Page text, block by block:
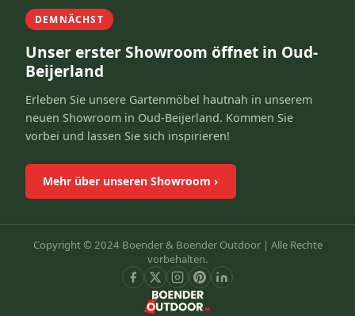
DEMNÄCHST
Unser erster Showroom öffnet in Oud-
Beijerland
Erleben Sie unsere Gartenmöbel hautnah in unserem
neuen Showroom in Oud-Beijerland. Kommen Sie
vorbei und lassen Sie sich inspirieren!
Mehr über unseren Showroom ›
Copyright © 2024 Boender & Boender Outdoor | Alle Rechte
vorbehalten.